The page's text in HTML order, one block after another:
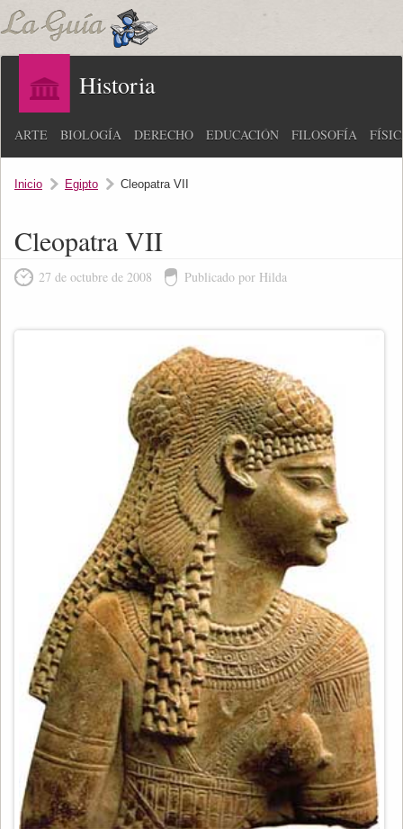
Historia
ARTE BIOLOGÍA DERECHO EDUCACIÓN FILOSOFÍA
Inicio Egipto Cleopatra VII
Cleopatra VII
27 de octubre de 2008 Publicado por Hilda